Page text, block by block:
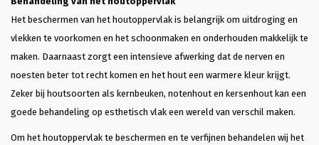
Het beschermen van het houtoppervlak is belangrijk om uitdroging en
vlekken te voorkomen en het schoonmaken en onderhouden makkelijk te
maken. Daarnaast zorgt een intensieve afwerking dat de nerven en
noesten beter tot recht komen en het hout een warmere kleur krijgt.
Zeker bij houtsoorten als kernbeuken, notenhout en kersenhout kan een
goede behandeling op esthetisch vlak een wereld van verschil maken.
Om het houtoppervlak te beschermen en te verfijnen behandelen wij het